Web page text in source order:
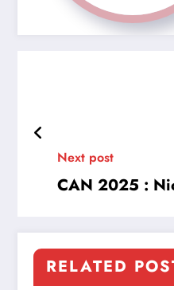
Next post
CAN 2025 :
RELATED